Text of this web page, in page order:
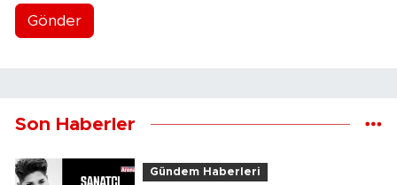
Gönder
Son Haberler
Gündem Haberleri